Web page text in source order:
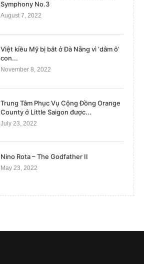
Symphony No.3
August 7, 2022
Việt kiều Mỹ bị bắt ở Đà Nẵng vì ‘dâm ô’
con...
November 8, 2022
Trung Tâm Phục Vụ Cộng Đồng Orange
County ở Little Saigon được...
July 23, 2022
Nino Rota – The Godfather II
May 23, 2022